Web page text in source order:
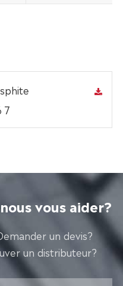
7
vous aider?
un devis?
un distributeur?